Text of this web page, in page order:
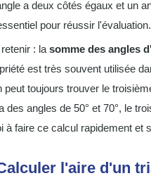
a deux côtés égaux et un
pour réussir l'évaluation.
: la somme des angles
est très souvent utilisée
peut toujours trouver le
des angles de 50° et 70°, le
à faire ce calcul rapidement et
l'aire d'un